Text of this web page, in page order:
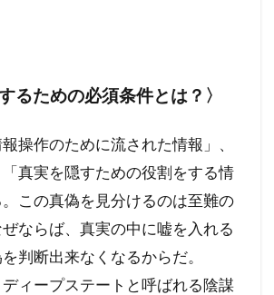
るための必須条件とは？〉
操作のために流された情報」、
「真実を隠すための役割をする情
この真偽を見分けるのは至難の
ならば、真実の中に嘘を入れる
判断出来なくなるからだ。
ィープステートと呼ばれる陰謀
ルドオーダー
ナチズム
ドナルド・トランプ
トランプ大統領
デマ
ビル・ゲイツ
マウイ島火災
マウイ島